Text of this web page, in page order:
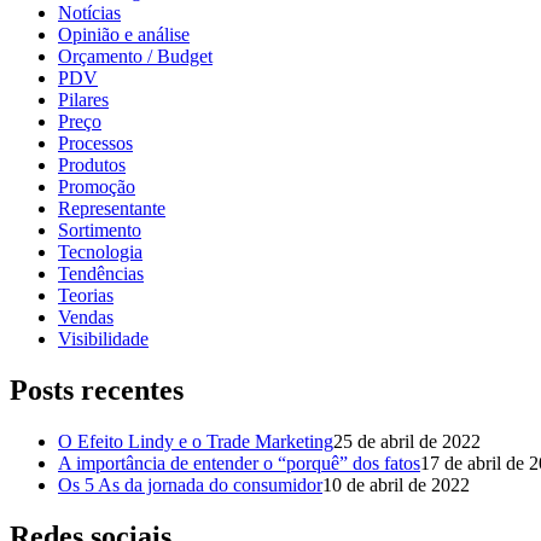
Notícias
Opinião e análise
Orçamento / Budget
PDV
Pilares
Preço
Processos
Produtos
Promoção
Representante
Sortimento
Tecnologia
Tendências
Teorias
Vendas
Visibilidade
Posts recentes
O Efeito Lindy e o Trade Marketing25 de abril de 2022
A importância de entender o “porquê” dos fatos17 de abril de
Os 5 As da jornada do consumidor10 de abril de 2022